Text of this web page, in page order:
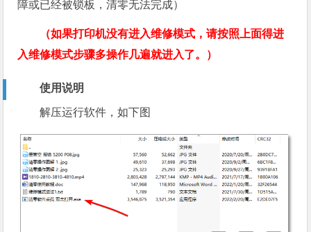
障或已经被锁板，清零无法完成）
（如果打印机没有进入维修模式，请按照上面得进
入维修模式步骤多操作几遍就进入了。）
使用说明
解压运行软件，如下图